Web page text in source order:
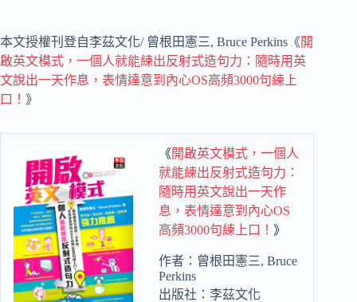
本文授權刊登自李茲文化/ 曾根田憲三, Bruce Perkins《開
啟英文模式，一個人就能練出反射式造句力：隨時用英
文說出一天作息，表情達意到內心OS高頻3000句練上
口！ 》
《開啟英文模式，一個人
就能練出反射式造句力：
隨時用英文說出一天作
息，表情達意到內心OS
高頻3000句練上口！ 》
作者：曾根田憲三, Bruce
Perkins
出版社：李茲文化